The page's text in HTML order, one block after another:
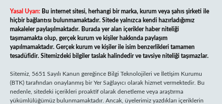
Yasal Uyarı: Bu internet sitesi, herhangi bir marka, kurum veya şahıs şirketi ile
hiçbir bağlantısı bulunmamaktadır. Sitede yalnızca kendi hazırladığımız
makaleler paylaşılmaktadır. Burada yer alan içerikler haber niteliği
taşımamakta olup, gerçek kurum ve kişiler hakkında paylaşım
yapılmamaktadır. Gerçek kurum ve kişiler ile isim benzerlikleri tamamen
tesadüfidir. Sitemizdeki bilgiler taslak halindedir ve tavsiye niteliği taşımazlar.
Sitemiz, 5651 Sayılı Kanun gereğince Bilgi Teknolojileri ve İletişim Kurumu
(BTK) tarafından onaylanmış bir Yer Sağlayıcı olarak hizmet vermektedir. Bu
nedenle, sitedeki içerikleri proaktif olarak denetleme veya araştırma
yükümlülüğümüz bulunmamaktadır. Ancak, üyelerimiz yazdıkları içeriklerin